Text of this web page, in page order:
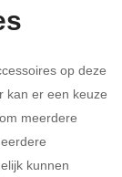
op deze
kan er een keuze
meerdere
kunnen